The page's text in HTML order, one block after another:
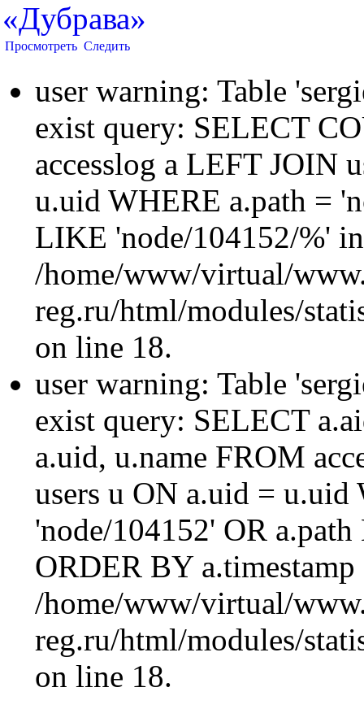
«Дубрава»
Просмотреть Следить
user warning: Table
exist query: SELECT
accesslog a LEFT JOIN
u.uid WHERE a.path =
LIKE 'node/104152/%' in
/home/www/virtual/
reg.ru/html/modules/
on line 18.
user warning: Table
exist query: SELECT
a.uid, u.name FROM
users u ON a.uid = u.uid
'node/104152' OR
ORDER BY
/home/www/virtual/
reg.ru/html/modules/
on line 18.